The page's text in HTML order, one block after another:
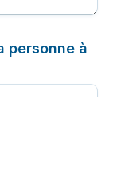
personne à